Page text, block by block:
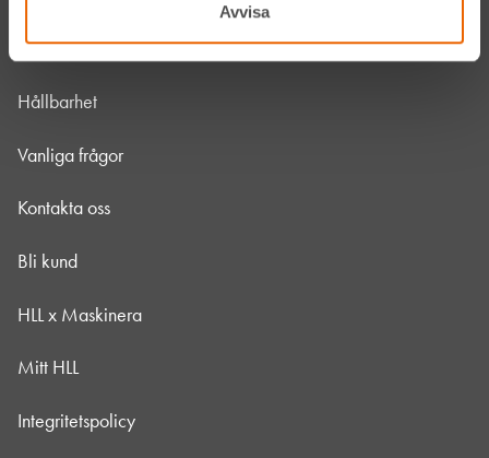
Avvisa
Om HLL
Hållbarhet
Vanliga frågor
Kontakta oss
Bli kund
HLL x Maskinera
Mitt HLL
Integritetspolicy